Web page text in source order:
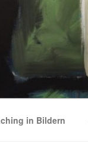
in Bildern